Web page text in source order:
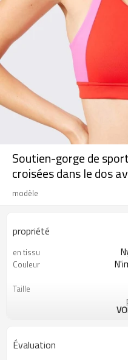
Soutien-gorge de
croisées dans le dos
modèle
propriété
en tissu
Couleur
Taille
Fonctionnalité
Évaluation